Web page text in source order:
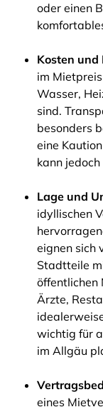
oder einen
Kosten und
im
Wasser,
sind.
besonders
eine
kann
Lage und
idyllischen
eignen sich
Stadtteile
öffentlichen
Ärzte,
wichtig für
im Allgäu
eines